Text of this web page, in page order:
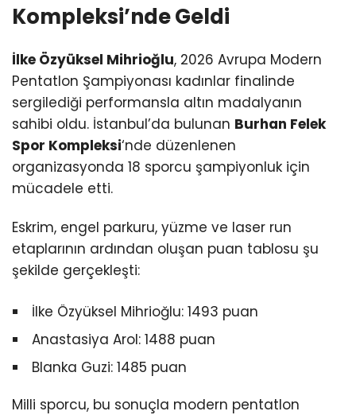
Kompleksi’nde Geldi
İlke Özyüksel Mihrioğlu, 2026 Avrupa Modern
Pentatlon Şampiyonası kadınlar finalinde
sergilediği performansla altın madalyanın
sahibi oldu. İstanbul’da bulunan Burhan Felek
Spor Kompleksi‘nde düzenlenen
organizasyonda 18 sporcu şampiyonluk için
mücadele etti.
Eskrim, engel parkuru, yüzme ve laser run
etaplarının ardından oluşan puan tablosu şu
şekilde gerçekleşti:
İlke Özyüksel Mihrioğlu: 1493 puan
Anastasiya Arol: 1488 puan
Blanka Guzi: 1485 puan
Milli sporcu, bu sonuçla modern pentatlon